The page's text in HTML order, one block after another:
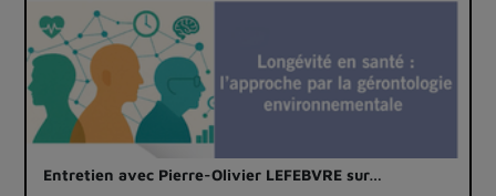
Entretien avec Pierre-Olivier LEFEBVRE sur…